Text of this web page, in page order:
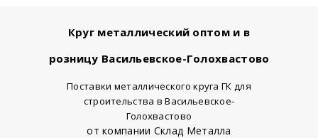
Круг металлический оптом и в
розницу Васильевское-Голохвастово
Поставки металлического круга ГК для
строительства в Васильевское-
Голохвастово
от компании Склад Металла